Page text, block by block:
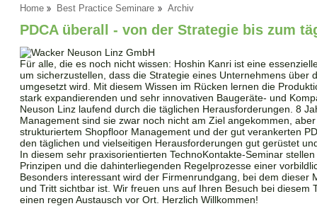
Home Best Practice Seminare Archiv
PDCA überall - von der Strategie bis zum
Für alle, die es noch nicht wissen: Hoshin Kanri ist eine
um sicherzustellen, dass die Strategie eines Unternehmens über
umgesetzt wird. Mit diesem Wissen im Rücken lernen die
stark expandierenden und sehr innovativen Baugeräte- und
Neuson Linz laufend durch die täglichen Herausforderungen. 8
Management sind sie zwar noch nicht am Ziel angekommen,
strukturiertem Shopfloor Management und der gut verankerten
den täglichen und vielseitigen Herausforderungen gut gerüstet
In diesem sehr praxisorientierten TechnoKontakte-Seminar
Prinzipen und die dahinterliegenden Regelprozesse einer
Besonders interessant wird der Firmenrundgang, bei dem dieser
und Tritt sichtbar ist. Wir freuen uns auf Ihren Besuch bei diesem
einen regen Austausch vor Ort. Herzlich Willkommen!